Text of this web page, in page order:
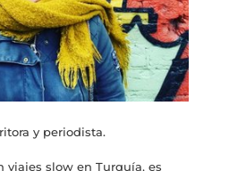
y periodista.
viajes slow en Turquía, es